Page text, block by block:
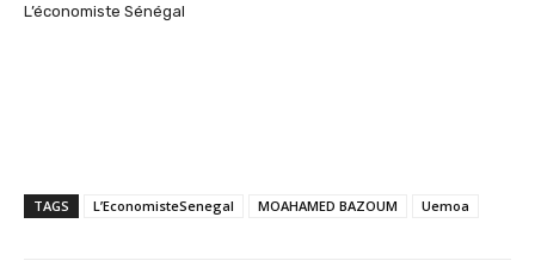
L’économiste Sénégal
TAGS L’EconomisteSenegal MOAHAMED BAZOUM Uemoa